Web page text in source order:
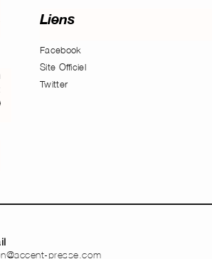
Liens
Facebook
Site Officiel
Twitter
presse.com